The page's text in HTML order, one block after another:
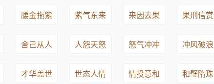
腰金拖紫 紫气东来 来因去果 果刑信赏
舍己从人 人怨天怒 怒气冲冲 冲风破浪
才华盖世 世态人情 情投意和 和璧隋珠